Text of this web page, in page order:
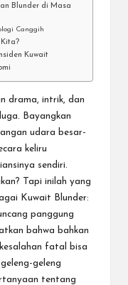
Blunder di Masa
Canggih
Kuwait
drama, intrik, dan
Bayangkan
udara besar-
keliru
sendiri.
Tapi inilah yang
Kuwait Blunder:
panggung
bahwa bahkan
fatal bisa
geleng
tentang